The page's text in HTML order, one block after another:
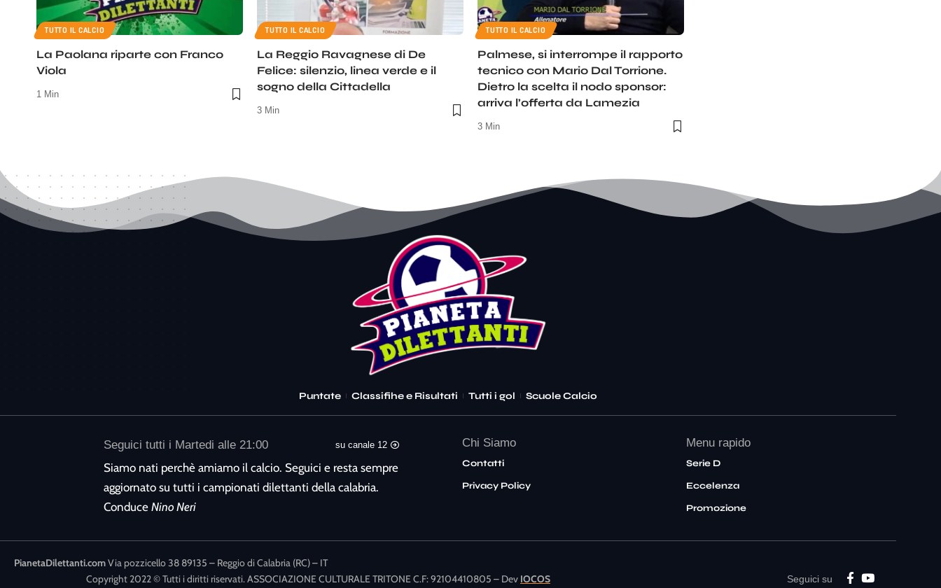
TUTTO IL CALCIO
La Paolana riparte con Franco
Viola
1 Min
TUTTO IL CALCIO
La Reggio Ravagnese di De
Felice: silenzio, linea verde e il
sogno della Cittadella
3 Min
TUTTO IL CALCIO
Palmese, si interrompe il rapporto
tecnico con Mario Dal Torrione.
Dietro la scelta il nodo sponsor:
arriva l’offerta da Lamezia
3 Min
Puntate Classifihe e Risultati Tutti i gol Scuole Calcio
Seguici tutti i Martedi alle 21:00 su canale 12
Siamo nati perchè amiamo il calcio. Seguici e resta sempre
aggiornato su tutti i campionati dilettanti della calabria.
Conduce Nino Neri
Chi Siamo
Contatti
Privacy Policy
Menu rapido
Serie D
Eccelenza
Promozione
PianetaDilettanti.comVia pozzicello 38 89135 – Reggio di Calabria (RC) – IT
Copyright 2022 © Tutti i diritti riservati. ASSOCIAZIONE CULTURALE TRITONE C.F: 92104410805 – Dev IOCOS Seguici su